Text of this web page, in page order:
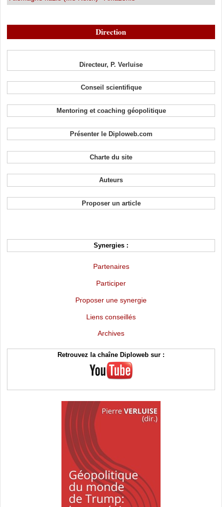
Direction
Directeur, P. Verluise
Conseil scientifique
Mentoring et coaching géopolitique
Présenter le Diploweb.com
Charte du site
Auteurs
Proposer un article
Synergies :
Partenaires
Participer
Proposer une synergie
Liens conseillés
Archives
Retrouvez la chaîne Diploweb sur :